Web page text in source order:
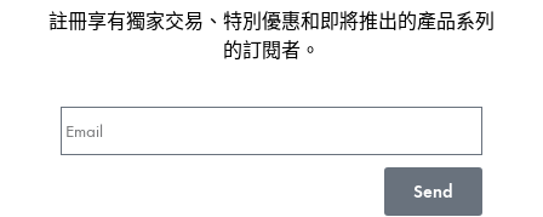
註冊享有獨家交易、特別優惠和即將推出的產品系列
的訂閱者。
Send